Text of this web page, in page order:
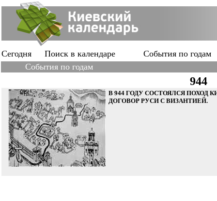
Сегодня Поиск в календаре
События по годам
События по годам
944
В 944 ГОДУ СОСТОЯЛСЯ ПОХОД
ДОГОВОР РУСИ С ВИЗАНТИЕЙ.